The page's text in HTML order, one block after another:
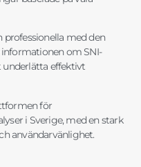
med den
om SNI-
underlätta effektivt
för
i Sverige, med en stark
användarvänlighet.